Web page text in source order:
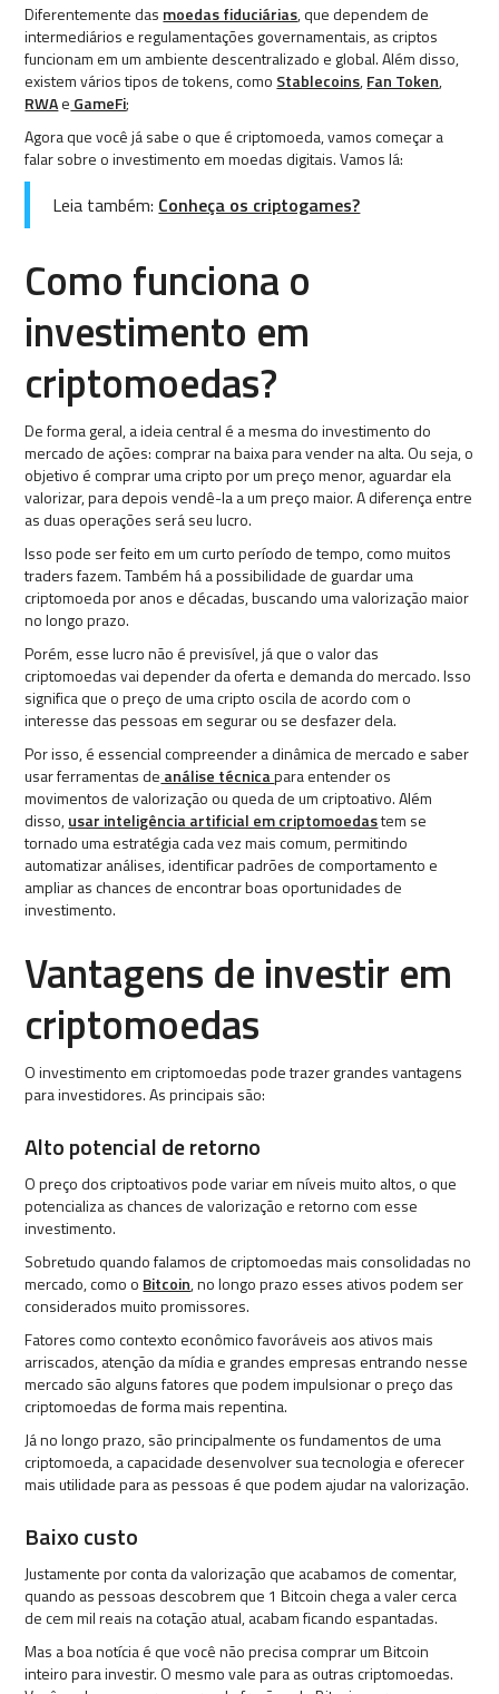
Diferentemente das moedas fiduciárias, que dependem de
intermediários e regulamentações governamentais, as criptos
funcionam em um ambiente descentralizado e global. Além disso,
existem vários tipos de tokens, como Stablecoins,Fan Token,
RWAe GameFi;
Agora que você já sabe o que é criptomoeda, vamos começar a
falar sobre o investimento em moedas digitais. Vamos lá:
Leia também: Conheça os criptogames?
Como funciona o
investimento em
criptomoedas?
De forma geral, a ideia central é a mesma do investimento do
mercado de ações: comprar na baixa para vender na alta. Ou seja, o
objetivo é comprar uma cripto por um preço menor, aguardar ela
valorizar, para depois vendê-la a um preço maior. A diferença entre
as duas operações será seu lucro.
Isso pode ser feito em um curto período de tempo, como muitos
traders fazem. Também há a possibilidade de guardar uma
criptomoeda por anos e décadas, buscando uma valorização maior
no longo prazo.
Porém, esse lucro não é previsível, já que o valor das
criptomoedas vai depender da oferta e demanda do mercado. Isso
significa que o preço de uma cripto oscila de acordo com o
interesse das pessoas em segurar ou se desfazer dela.
Por isso, é essencial compreender a dinâmica de mercado e saber
usar ferramentas de análise técnicapara entender os
movimentos de valorização ou queda de um criptoativo. Além
disso,usar inteligência artificial em criptomoedastem se
tornado uma estratégia cada vez mais comum, permitindo
automatizar análises, identificar padrões de comportamento e
ampliar as chances de encontrar boas oportunidades de
investimento.
Vantagens de investir em
criptomoedas
O investimento em criptomoedas pode trazer grandes vantagens
para investidores. As principais são:
Alto potencial de retorno
O preço dos criptoativos pode variar em níveis muito altos, o que
potencializa as chances de valorização e retorno com esse
investimento.
Sobretudo quando falamos de criptomoedas mais consolidadas no
mercado, como o Bitcoin, no longo prazo esses ativos podem ser
considerados muito promissores.
Fatores como contexto econômico favoráveis aos ativos mais
arriscados, atenção da mídia e grandes empresas entrando nesse
mercado são alguns fatores que podem impulsionar o preço das
criptomoedas de forma mais repentina.
Já no longo prazo, são principalmente os fundamentos de uma
criptomoeda, a capacidade desenvolver sua tecnologia e oferecer
mais utilidade para as pessoas é que podem ajudar na valorização.
Baixo custo
Justamente por conta da valorização que acabamos de comentar,
quando as pessoas descobrem que 1 Bitcoin chega a valer cerca
de cem mil reais na cotação atual, acabam ficando espantadas.
Mas a boa notícia é que você não precisa comprar um Bitcoin
inteiro para investir. O mesmo vale para as outras criptomoedas.